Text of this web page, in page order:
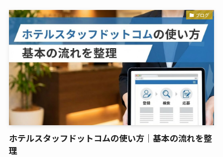
ブログ
ホテルスタッフドットコムの使い方｜基本の流れを整
理